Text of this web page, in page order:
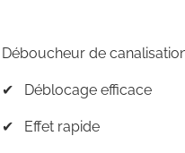
Déboucheur de
✔︎ Déblocage efficace
✔︎ Effet rapide